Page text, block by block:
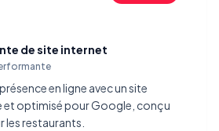
de site internet
en ligne avec un site
et optimisé pour Google, conçu
restaurants.